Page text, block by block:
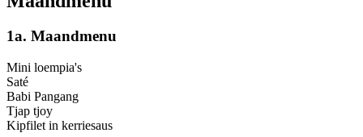
1a. Maandmenu
Mini loempia's
Saté
Babi Pangang
Tjap tjoy
Kipfilet in kerriesaus